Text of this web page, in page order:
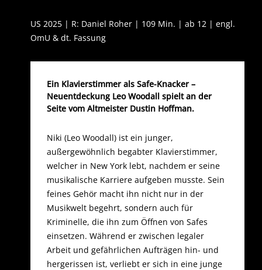
Ein Klavierstimmer als Safe-Knacker –
Neuentdeckung Leo Woodall spielt an der
Seite vom Altmeister Dustin Hoffman.
Niki (Leo Woodall) ist ein junger,
außergewöhnlich begabter Klavierstimmer,
welcher in New York lebt, nachdem er seine
musikalische Karriere aufgeben musste. Sein
feines Gehör macht ihn nicht nur in der
Musikwelt begehrt, sondern auch für
Kriminelle, die ihn zum Öffnen von Safes
einsetzen. Während er zwischen legaler
Arbeit und gefährlichen Aufträgen hin- und
hergerissen ist, verliebt er sich in eine junge
US 2025 | R: Daniel Roher | 109 Min. | ab 12 | engl.
OmU & dt. Fassung